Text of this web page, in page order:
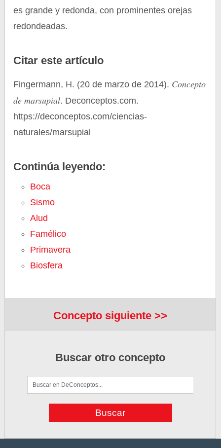
es grande y redonda, con prominentes orejas
redondeadas.
Citar este artículo
Fingermann, H. (20 de marzo de 2014). Concepto
de marsupial. Deconceptos.com.
https://deconceptos.com/ciencias-
naturales/marsupial
Continúa leyendo:
Boca
Sismo
Alud
Famélico
Primavera
Biosfera
Concepto siguiente >>
Buscar otro concepto